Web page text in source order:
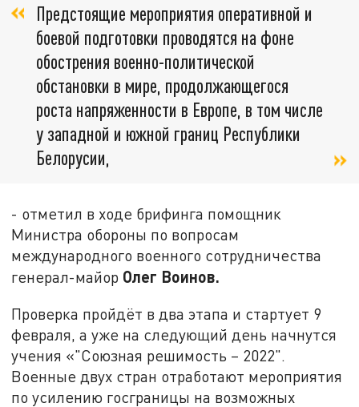
Предстоящие мероприятия оперативной и
боевой подготовки проводятся на фоне
обострения военно-политической
обстановки в мире, продолжающегося
роста напряженности в Европе, в том числе
у западной и южной границ Республики
Белорусии,
- отметил в ходе брифинга помощник
Министра обороны по вопросам
международного военного сотрудничества
генерал-майор Олег Воинов.
Проверка пройдёт в два этапа и стартует 9
февраля, а уже на следующий день начнутся
учения «"Союзная решимость – 2022".
Военные двух стран отработают мероприятия
по усилению госграницы на возможных